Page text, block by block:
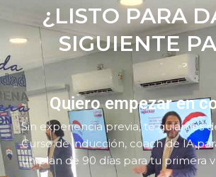
¿LISTO PARA
SIGUIENTE
Quiero empezar en
Sin experiencia previa, te guiamos
Curso de inducción, coach de IA
un plan de 90 días para tu primera